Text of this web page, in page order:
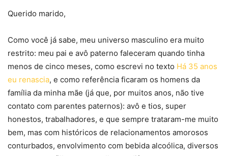
Querido marido,
Como você já sabe, meu universo masculino era muito
restrito: meu pai e avô paterno faleceram quando tinha
menos de cinco meses, como escrevi no texto Há 35 anos
eu renascia, e como referência ficaram os homens da
família da minha mãe (já que, por muitos anos, não tive
contato com parentes paternos): avô e tios, super
honestos, trabalhadores, e que sempre trataram-me muito
bem, mas com históricos de relacionamentos amorosos
conturbados, envolvimento com bebida alcoólica, diversos